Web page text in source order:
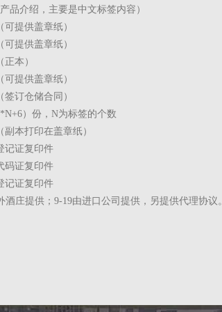
品介绍，主要是中文标签内容）
可提供盖章纸）
可提供盖章纸）
本）
可提供盖章纸）
签订仓储合同）
）份， N为标签的个数
副本打印在盖章纸）
记证复印件
码证复印件
记证复印件
酒庄提供； 9-19由进口公司提供，另提供代理协议